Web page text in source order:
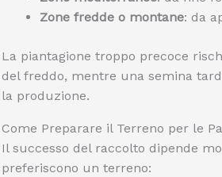
Zone fredde o montane: da
La piantagione troppo precoce
del freddo, mentre una semina
la produzione.
Come Preparare il Terreno per le
Il successo del raccolto dipende
preferiscono un terreno: